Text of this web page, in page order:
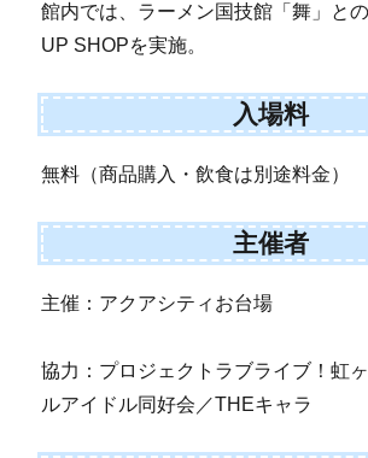
館内では、ラーメン国技館「舞」と
UP SHOPを実施。
入場料
無料（商品購入・飲食は別途料金）
主催者
主催：アクアシティお台場
協力：プロジェクトラブライブ！虹
ルアイドル同好会／THEキャラ